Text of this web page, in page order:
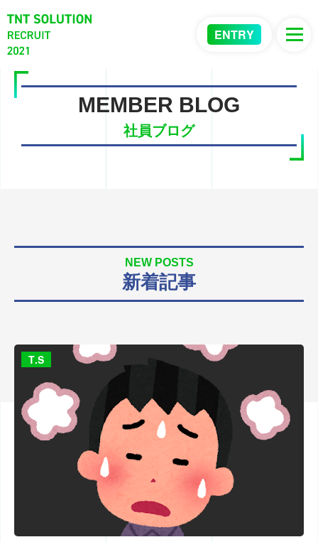
ENTRY
MEMBER BLOG
社員ブログ
NEW POSTS
新着記事
T.S